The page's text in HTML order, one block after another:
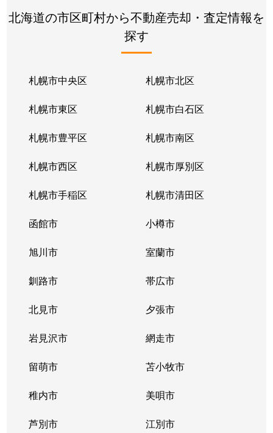
北海道の市区町村から不動産売却・査定情報を
探す
札幌市中央区 札幌市北区
札幌市東区 札幌市白石区
札幌市豊平区 札幌市南区
札幌市西区 札幌市厚別区
札幌市手稲区 札幌市清田区
函館市 小樽市
旭川市 室蘭市
釧路市 帯広市
北見市 夕張市
岩見沢市 網走市
留萌市 苫小牧市
稚内市 美唄市
芦別市 江別市